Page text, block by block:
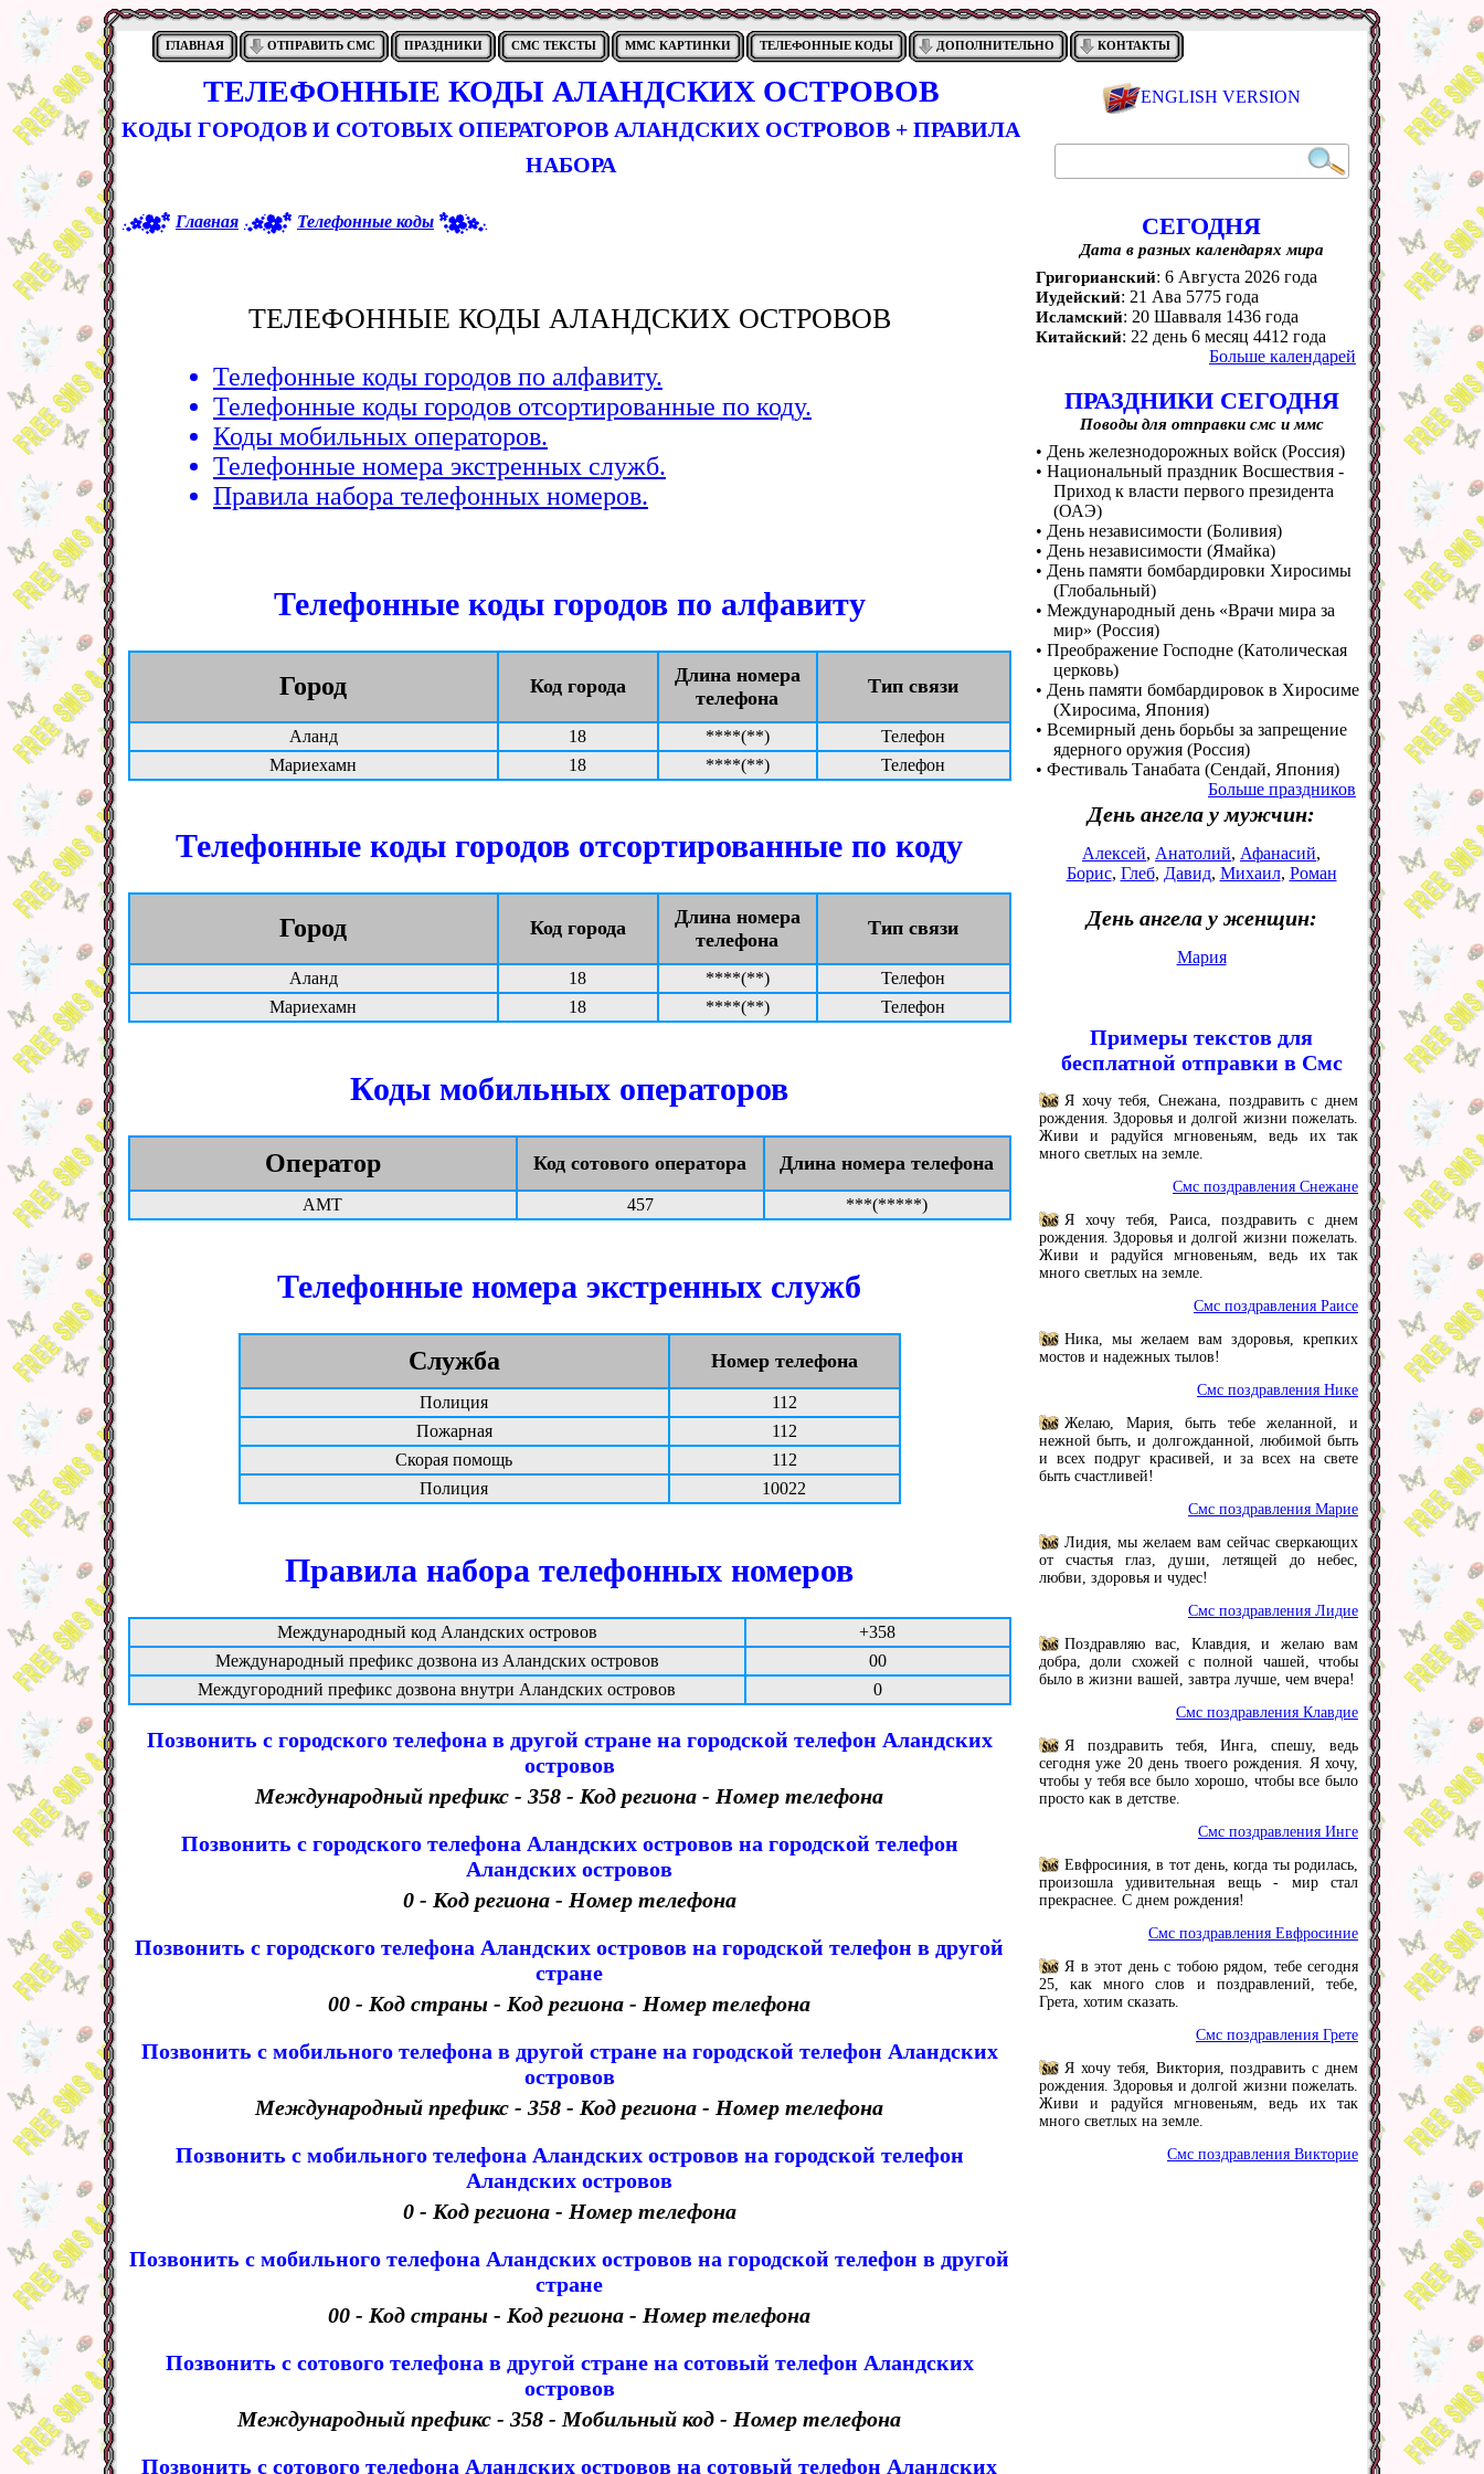
ГЛАВНАЯ ОТПРАВИТЬ СМС ПРАЗДНИКИ СМС ТЕКСТЫ ММС КАРТИНКИ ТЕЛЕФОННЫЕ КОДЫ ДОПОЛНИТЕЛЬНО КОНТАКТЫ
ТЕЛЕФОННЫЕ КОДЫ АЛАНДСКИХ ОСТРОВОВ
КОДЫ ГОРОДОВ И СОТОВЫХ ОПЕРАТОРОВ АЛАНДСКИХ ОСТРОВОВ + ПРАВИЛА
НАБОРА
Главная Телефонные коды
ТЕЛЕФОННЫЕ КОДЫ АЛАНДСКИХ ОСТРОВОВ
Телефонные коды городов по алфавиту.
Телефонные коды городов отсортированные по коду.
Коды мобильных операторов.
Телефонные номера экстренных служб.
Правила набора телефонных номеров.
Телефонные коды городов по алфавиту
Город Код города
Длина номера
телефона
Тип связи
Аланд 18 ****(**)
Телефон
Мариехамн
18 ****(**) Телефон
Телефонные коды городов отсортированные по коду
Город Код города
Длина номера
телефона
Тип связи
Аланд 18 ****(**)
Телефон
Мариехамн
18 ****(**) Телефон
Коды мобильных операторов
Оператор Код сотового оператора Длина номера телефона
AMT 457 ***(*****)
Телефонные номера экстренных служб
Служба Номер телефона
Полиция
112
Пожарная
112
Скорая помощь
112
Полиция
10022
Правила набора телефонных номеров
Международный код Аландских островов
+358
Международный префикс дозвона из Аландских островов
00
Междугородний префикс дозвона внутри Аландских островов
0
Позвонить с городского телефона в другой стране на городской телефон Аландских
островов
Международный префикс - 358 - Код региона - Номер телефона
Позвонить с городского телефона Аландских островов на городской телефон
Аландских островов
0 - Код региона - Номер телефона
Позвонить с городского телефона Аландских островов на городской телефон в другой
стране
00 - Код страны - Код региона - Номер телефона
Позвонить с мобильного телефона в другой стране на городской телефон Аландских
островов
Международный префикс - 358 - Код региона - Номер телефона
Позвонить с мобильного телефона Аландских островов на городской телефон
Аландских островов
0 - Код региона - Номер телефона
Позвонить с мобильного телефона Аландских островов на городской телефон в другой
стране
00 - Код страны - Код региона - Номер телефона
Позвонить с сотового телефона в другой стране на сотовый телефон Аландских
островов
Международный префикс - 358 - Мобильный код - Номер телефона
Позвонить с сотового телефона Аландских островов на сотовый телефон Аландских
ENGLISH VERSION
СЕГОДНЯ
Дата в разных календарях мира
Григорианский: 6 Августа 2026 года
Иудейский: 21 Ава 5775 года
Исламский: 20 Шавваля 1436 года
Китайский: 22 день 6 месяц 4412 года
Больше календарей
ПРАЗДНИКИ СЕГОДНЯ
Поводы для отправки смс и ммс
• День железнодорожных войск (Россия)
• Национальный праздник Восшествия -
Приход к власти первого президента
(ОАЭ)
• День независимости (Боливия)
• День независимости (Ямайка)
• День памяти бомбардировки Хиросимы
(Глобальный)
• Международный день «Врачи мира за
мир» (Россия)
• Преображение Господне (Католическая
церковь)
• День памяти бомбардировок в Хиросиме
(Хиросима, Япония)
• Всемирный день борьбы за запрещение
ядерного оружия (Россия)
• Фестиваль Танабата (Сендай, Япония)
Больше праздников
День ангела у мужчин:
Алексей, Анатолий, Афанасий,
Борис, Глеб, Давид, Михаил, Роман
День ангела у женщин:
Мария
Примеры текстов для
бесплатной отправки в Смс
Я хочу тебя, Снежана, поздравить с днем
рождения. Здоровья и долгой жизни пожелать.
Живи и радуйся мгновеньям, ведь их так
много светлых на земле.
Смс поздравления Снежане
Я хочу тебя, Раиса, поздравить с днем
рождения. Здоровья и долгой жизни пожелать.
Живи и радуйся мгновеньям, ведь их так
много светлых на земле.
Смс поздравления Раисе
Ника, мы желаем вам здоровья, крепких
мостов и надежных тылов!
Смс поздравления Нике
Желаю, Мария, быть тебе желанной, и
нежной быть, и долгожданной, любимой быть
и всех подруг красивей, и за всех на свете
быть счастливей!
Смс поздравления Марие
Лидия, мы желаем вам сейчас сверкающих
от счастья глаз, души, летящей до небес,
любви, здоровья и чудес!
Смс поздравления Лидие
Поздравляю вас, Клавдия, и желаю вам
добра, доли схожей с полной чашей, чтобы
было в жизни вашей, завтра лучше, чем вчера!
Смс поздравления Клавдие
Я поздравить тебя, Инга, спешу, ведь
сегодня уже 20 день твоего рождения. Я хочу,
чтобы у тебя все было хорошо, чтобы все было
просто как в детстве.
Смс поздравления Инге
Евфросиния, в тот день, когда ты родилась,
произошла удивительная вещь - мир стал
прекраснее. С днем рождения!
Смс поздравления Евфросиние
Я в этот день с тобою рядом, тебе сегодня
25, как много слов и поздравлений, тебе,
Грета, хотим сказать.
Смс поздравления Грете
Я хочу тебя, Виктория, поздравить с днем
рождения. Здоровья и долгой жизни пожелать.
Живи и радуйся мгновеньям, ведь их так
много светлых на земле.
Смс поздравления Викторие